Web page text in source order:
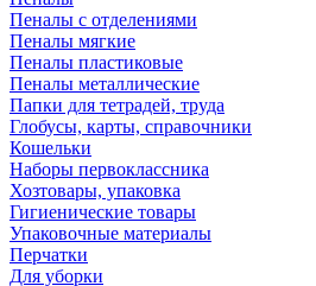
Пеналы с отделениями
Пеналы мягкие
Пеналы пластиковые
Пеналы металлические
Папки для тетрадей, труда
Глобусы, карты, справочники
Кошельки
Наборы первоклассника
Хозтовары, упаковка
Гигиенические товары
Упаковочные материалы
Перчатки
Для уборки